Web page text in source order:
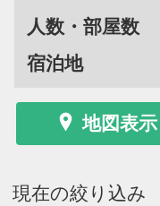
人数・部屋数
宿泊地
地図表示
現在の絞り込み